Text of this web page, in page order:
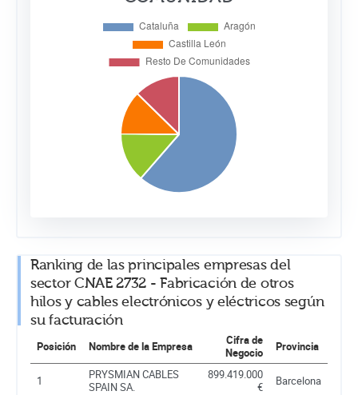
Ranking de las principales empresas del
sector CNAE 2732 - Fabricación de otros
hilos y cables electrónicos y eléctricos según
su facturación
Posición Nombre de la Empresa
Cifra de
Negocio
Provincia
1
PRYSMIAN CABLES
SPAIN SA.
899.419.000
€
Barcelona